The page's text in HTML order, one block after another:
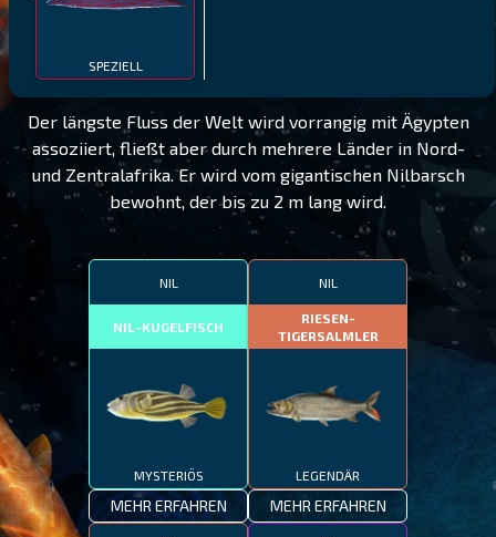
SPEZIELL
Der längste Fluss der Welt wird vorrangig mit Ägypten
assoziiert, fließt aber durch mehrere Länder in Nord-
und Zentralafrika. Er wird vom gigantischen Nilbarsch
bewohnt, der bis zu 2 m lang wird.
NIL
NIL-KUGELFISCH
MYSTERIÖS
MEHR ERFAHREN
NIL
RIESEN-
TIGERSALMLER
LEGENDÄR
MEHR ERFAHREN